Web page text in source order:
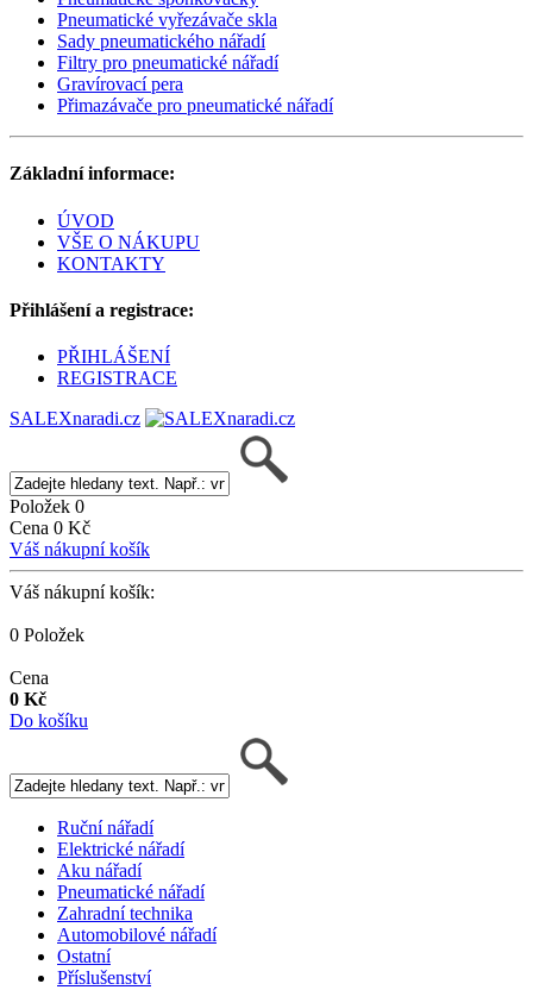
Pneumatické vyřezávače skla
Sady pneumatického nářadí
Filtry pro pneumatické nářadí
Gravírovací pera
Přimazávače pro pneumatické nářadí
Základní informace:
ÚVOD
VŠE O NÁKUPU
KONTAKTY
Přihlášení a registrace:
PŘIHLÁŠENÍ
REGISTRACE
SALEXnaradi.cz
Položek 0
Cena 0 Kč
Váš nákupní košík
Váš nákupní košík:
0 Položek
Cena
0 Kč
Do košíku
Ruční nářadí
Elektrické nářadí
Aku nářadí
Pneumatické nářadí
Zahradní technika
Automobilové nářadí
Ostatní
Příslušenství